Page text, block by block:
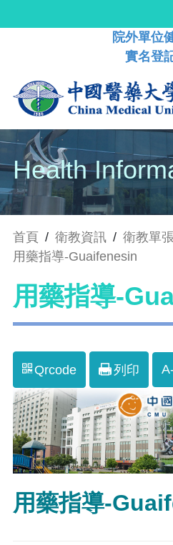
院外單位
實名登
Health
首頁 / 衛教資訊 / 衛教單張
用藥指導-Guaifenesin
用藥指導-
Qrcode 列印
用藥指導-